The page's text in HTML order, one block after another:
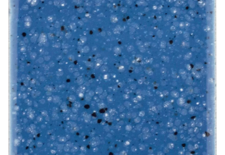
Мы рекомендуем использовать глазури с
керамическими массами, подходящих температур.
Порошковые глазури практически не имеют срока
годности. Однако, лучше не хранить замешанные
составы с водой во избежание их кристаллизации,
замешивая именно такое количество глазури,
которое может быть использовано за короткое
время.
Приготовление состава для нанесения кистью
бессвинцовых низкотемпературных глазурей (